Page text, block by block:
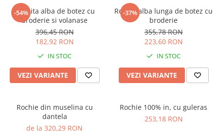
-54%
Rochita alba de botez cu
broderie si volanase
396,45 RON
182,92 RON
IN STOC
VEZI VARIANTE
-37%
Rochie alba lunga de botez cu
broderie
355,78 RON
223,60 RON
IN STOC
VEZI VARIANTE
Rochie din muselina cu
dantela
de la 320,29 RON
Rochie 100% in, cu guleras
253,18 RON